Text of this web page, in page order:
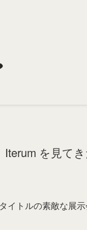
を見てき
イトルの素敵な展